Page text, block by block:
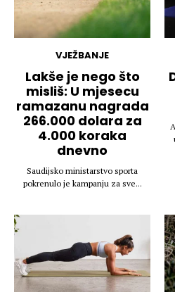
VJEŽBANJE
Lakše je nego što
misliš: U mjesecu
ramazanu nagrada
266.000 dolara za
4.000 koraka
dnevno
Saudijsko ministarstvo sporta
pokrenulo je kampanju za sve...